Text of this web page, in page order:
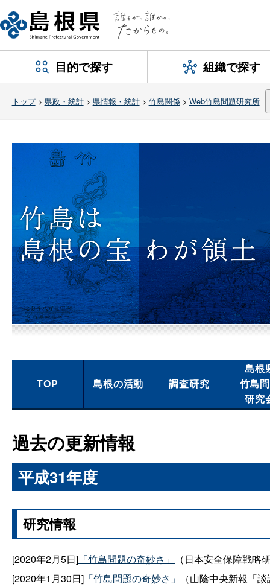
目的で探す 組織で探す
トップ> 県政・統計> 県情報・統計> 竹島関係> Web竹島問題研究所
TOP 島根の活動 調査研究
島根
竹島
研究
過去の更新情報
平成31年度
研究情報
[2020年2月5日] 「竹島問題の奇妙さ」
（日本安全保障戦
[2020年1月30日] 「竹島問題の奇妙さ」
（山陰中央新報「